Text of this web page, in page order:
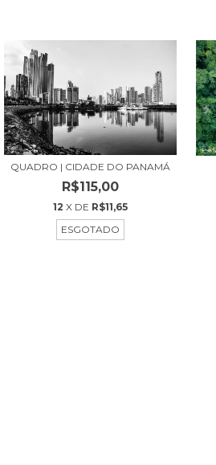
QUADRO | CIDADE DO PANAMÁ
R$115,00
12 X DE R$11,65
ESGOTADO